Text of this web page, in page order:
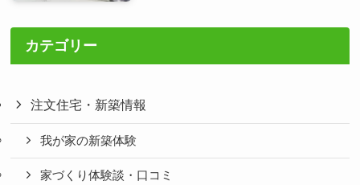
カテゴリー
注文住宅・新築情報
我が家の新築体験
家づくり体験談・口コミ